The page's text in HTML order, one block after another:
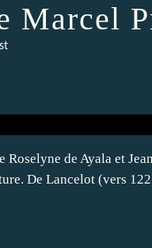
Marcel
de Ayala et
De Lancelot (vers